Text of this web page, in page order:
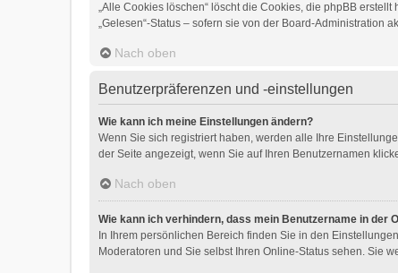
„Alle Cookies löschen“ löscht die Cookies, die phpBB
„Gelesen“-Status – sofern sie von der Board-Administration
Nach oben
Benutzerpräferenzen und -einstellungen
Wie kann ich meine Einstellungen ändern?
Wenn Sie sich registriert haben, werden alle Ihre
der Seite angezeigt, wenn Sie auf Ihren Benutzernamen
Nach oben
Wie kann ich verhindern, dass mein Benutzername in der
In Ihrem persönlichen Bereich finden Sie in den
Moderatoren und Sie selbst Ihren Online-Status sehen. Sie